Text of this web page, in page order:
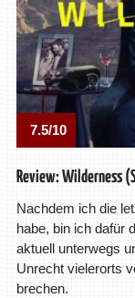
7.5/10
Review: Wilderness
Nachdem ich die
habe, bin ich dafür
aktuell unterwegs
Unrecht vielerorts
brechen.